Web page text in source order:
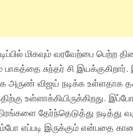
மிகவும் வரவேற்பை பெற்ற
சுந்தர் சி
அருண் விஜய் நடிக்க உள்ளதாக
உள்ளாக்கியிருக்கிறது.
தேர்ந்தெடுத்து நடித்து
எப்படி இருக்கும் என்பதை